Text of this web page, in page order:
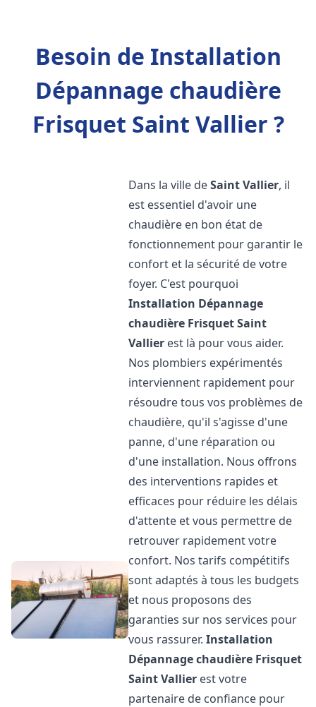
Besoin de Installation
Dépannage chaudière
Frisquet Saint Vallier ?
Dans la ville deSaint Vallier, il
est essentiel d'avoir une
chaudière en bon état de
fonctionnement pour garantir le
confort et la sécurité de votre
foyer. C'est pourquoi
Installation Dépannage
chaudière FrisquetSaint
Vallier est là pour vous aider.
Nos plombiers expérimentés
interviennent rapidement pour
résoudre tous vos problèmes de
chaudière, qu'il s'agisse d'une
panne, d'une réparation ou
d'une installation. Nous offrons
des interventions rapides et
efficaces pour réduire les délais
d'attente et vous permettre de
retrouver rapidement votre
confort. Nos tarifs compétitifs
sont adaptés à tous les budgets
et nous proposons des
garanties sur nos services pour
vous rassurer.Installation
Dépannage chaudière Frisquet
Saint Vallier est votre
partenaire de confiance pour